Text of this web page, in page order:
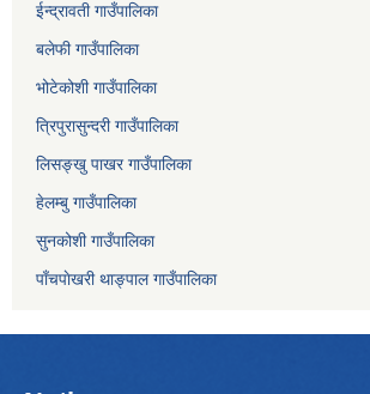
ईन्द्रावती गाउँपालिका
बलेफी गाउँपालिका
भोटेकोशी गाउँपालिका
त्रिपुरासुन्दरी गाउँपालिका
लिसङ्खु पाखर गाउँपालिका
हेलम्बु गाउँपालिका
सुनकोशी गाउँपालिका
पाँचपाेखरी थाङ्पाल गाउँपालिका